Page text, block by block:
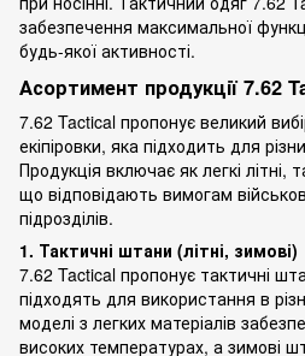
забезпечення максимальної
будь-якої активності.
Асортимент продукції 7.62
7.62 Tactical пропонує великий
екіпіровки, яка підходить для
Продукція включає як легкі літні,
що відповідають вимогам
підрозділів.
1. Тактичні штани (літні, зимові)
7.62 Tactical пропонує тактичні
підходять для використання в
моделі з легких матеріалів
високих температурах, а зимові